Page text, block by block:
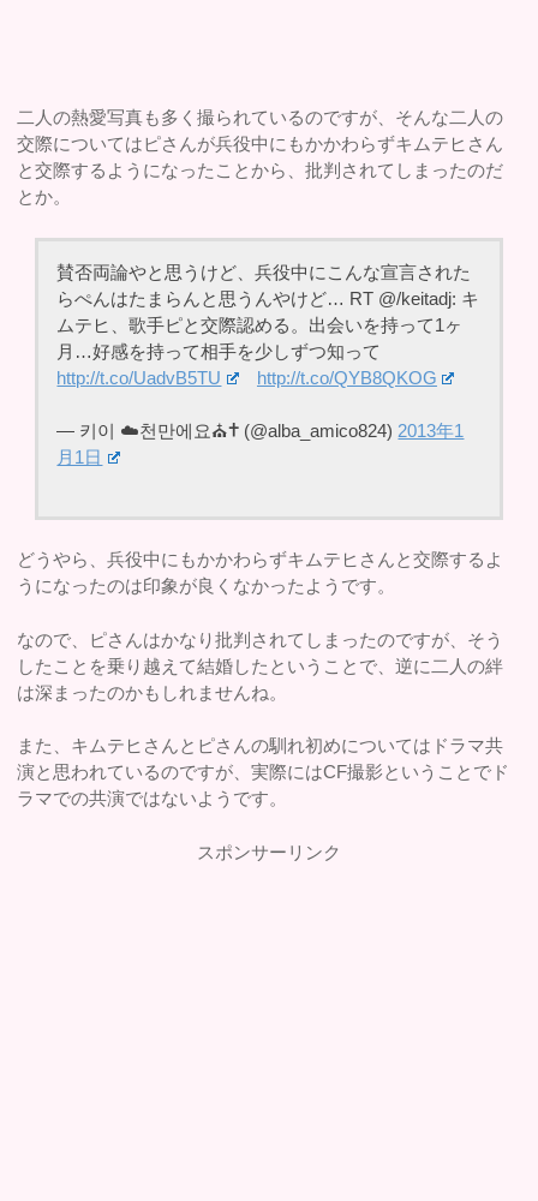
二人の熱愛写真も多く撮られているのですが、そんな二人の
交際についてはピさんが兵役中にもかかわらずキムテヒさん
と交際するようになったことから、批判されてしまったのだ
とか。
賛否両論やと思うけど、兵役中にこんな宣言された
らぺんはたまらんと思うんやけど… RT @/keitadj: キ
ムテヒ、歌手ピと交際認める。出会いを持って1ヶ
月…好感を持って相手を少しずつ知って
http://t.co/UadvB5TU
http://t.co/QYB8QKOG
— 키이 ☁️천만에요⛪️✝️ (@alba_amico824)2013年1
月1日
どうやら、兵役中にもかかわらずキムテヒさんと交際するよ
うになったのは印象が良くなかったようです。
なので、ピさんはかなり批判されてしまったのですが、そう
したことを乗り越えて結婚したということで、逆に二人の絆
は深まったのかもしれませんね。
また、キムテヒさんとピさんの馴れ初めについてはドラマ共
演と思われているのですが、実際にはCF撮影ということでド
ラマでの共演ではないようです。
スポンサーリンク